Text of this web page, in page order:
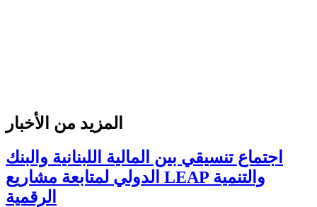
المزيد من الأخبار
اجتماع تنسيقي بين المالية اللبنانية والبنك
الدولي لمتابعة مشاريع LEAP والتنمية
الرقمية